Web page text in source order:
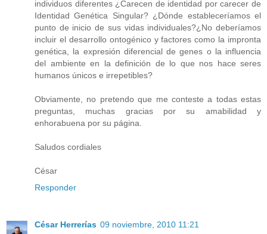
individuos diferentes ¿Carecen de identidad por carecer de
Identidad Genética Singular? ¿Dónde estableceríamos el
punto de inicio de sus vidas individuales?¿No deberíamos
incluir el desarrollo ontogénico y factores como la impronta
genética, la expresión diferencial de genes o la influencia
del ambiente en la definición de lo que nos hace seres
humanos únicos e irrepetibles?
Obviamente, no pretendo que me conteste a todas estas
preguntas, muchas gracias por su amabilidad y
enhorabuena por su página.
Saludos cordiales
César
Responder
César Herrerías 09 noviembre, 2010 11:21